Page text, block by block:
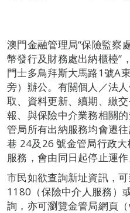
澳門金融管理局“保險監察
幣發行及財務處出納櫃檯”
門士多鳥拜斯大馬路1號A
旁）辦公。有關個人／法
取、資料更新、續期、繳
報、與保險中介業務相關
管局所有出納服務均會遷
巷 24及26 號金管局行政
服務，會由同日起停止運作
市民如欲查詢新址資訊，
1180（保險中介人服務）
詢，亦可瀏覽金管局網頁